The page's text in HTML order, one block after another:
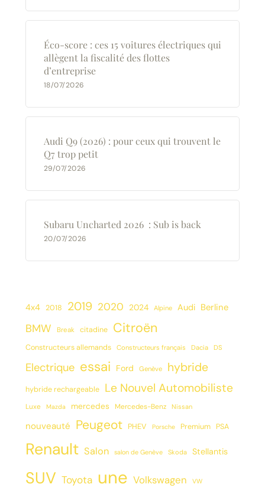
Éco-score : ces 15 voitures électriques qui
allègent la fiscalité des flottes
d’entreprise
18/07/2026
Audi Q9 (2026) : pour ceux qui trouvent le
Q7 trop petit
29/07/2026
Subaru Uncharted 2026 : Sub is back
20/07/2026
4x4 2018 2019 2020 2024 Alpine Audi Berline
BMW Break citadine Citroën
Constructeurs allemands Constructeurs français Dacia DS
Electrique essai Ford Genève hybride
hybride rechargeable Le Nouvel Automobiliste
Luxe Mazda mercedes Mercedes-Benz Nissan
nouveauté Peugeot PHEV Porsche Premium PSA
Renault Salon salon de Genève Skoda Stellantis
SUV Toyota une Volkswagen VW